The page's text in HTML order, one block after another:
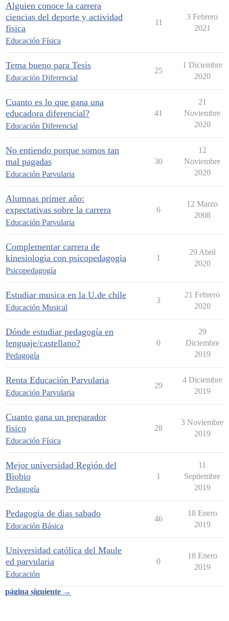
Alguien conoce la carrera
ciencias del deporte y actividad
fisica
Educación Física
11
3 Febrero
2021
Tema bueno para Tesis
Educación Diferencial
25
1 Diciembre
2020
Cuanto es lo que gana una
educadora diferencial?
Educación Diferencial
41
21
Noviembre
2020
No entiendo porque somos tan
mal pagadas
Educación Parvularia
30
12
Noviembre
2020
Alumnas primer año:
expectativas sobre la carrera
Educación Parvularia
6
12 Marzo
2008
Complementar carrera de
kinesiologia con psicopedagogia
Psicopedagogía
1
29 Abril
2020
Estudiar musica en la U.de chile
Educación Musical
3
21 Febrero
2020
Dónde estudiar pedagogía en
lenguaje/castellano?
Pedagogía
0
29
Diciembre
2019
Renta Educación Parvularia
Educación Parvularia
29
4 Diciembre
2019
Cuanto gana un preparador
fisico
Educación Física
28
3 Noviembre
2019
Mejor universidad Región del
Biobio
Pedagogía
1
11
Septiembre
2019
Pedagogia de dias sabado
Educación Básica
46
18 Enero
2019
Universidad católica del Maule
ed parvularia
Educación
0
18 Enero
2019
página siguiente →